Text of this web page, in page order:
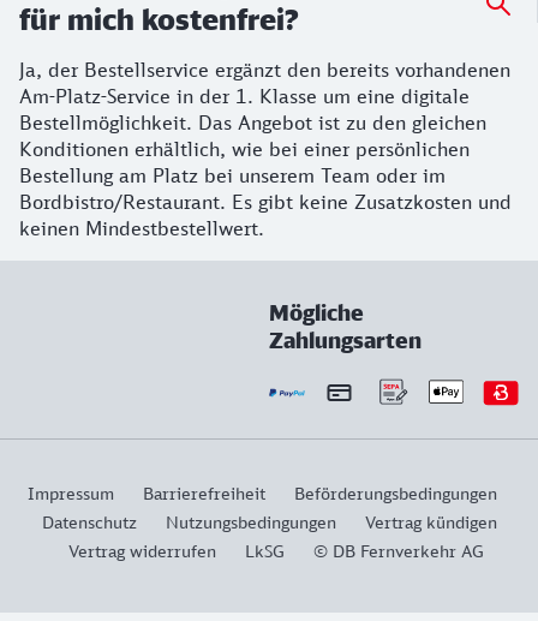
für mich kostenfrei?
Ja, der Bestellservice ergänzt den bereits vorhandenen
Am-Platz-Service in der 1. Klasse um eine digitale
Bestellmöglichkeit. Das Angebot ist zu den gleichen
Konditionen erhältlich, wie bei einer persönlichen
Bestellung am Platz bei unserem Team oder im
Bordbistro/Restaurant. Es gibt keine Zusatzkosten und
keinen Mindestbestellwert.
Mögliche
Zahlungsarten
Impressum Barrierefreiheit
Beförderungsbedingungen
Datenschutz
Nutzungsbedingungen
Vertrag kündigen
Vertrag widerrufen
LkSG © DB Fernverkehr AG